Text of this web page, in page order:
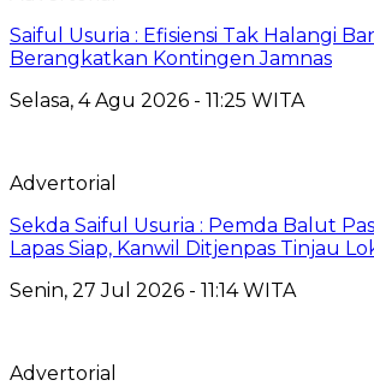
Saiful Usuria : Efisiensi Tak Halangi
Berangkatkan Kontingen Jamnas
Selasa, 4 Agu 2026 - 11:25 WITA
Advertorial
Sekda Saiful Usuria : Pemda Balut
Lapas Siap, Kanwil Ditjenpas Tinjau
Senin, 27 Jul 2026 - 11:14 WITA
Advertorial